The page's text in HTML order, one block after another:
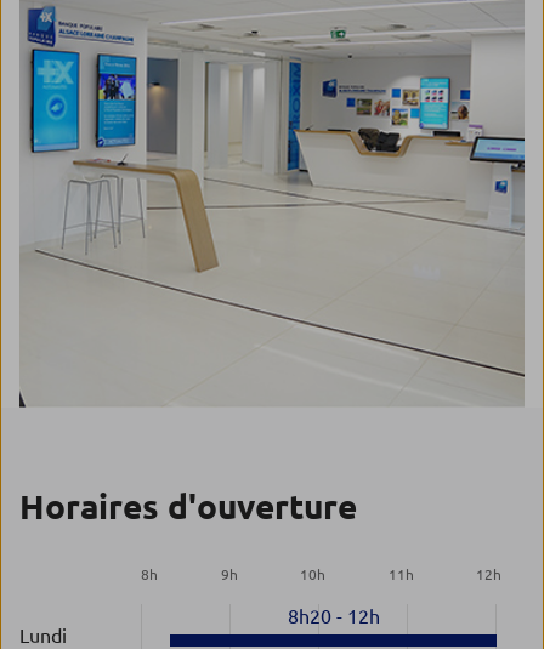
Horaires d'ouverture
8h 9h 10h 11 h 12h
Lundi
8h20- 12h